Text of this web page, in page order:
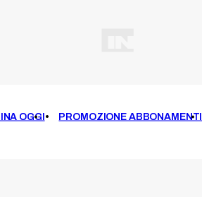
OGGI PROMOZIONE ABBONAMENTI